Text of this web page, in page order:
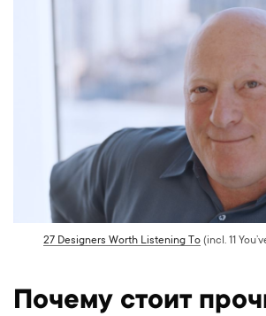
27 Designers Worth Listening To(incl. 11
Почему стоит